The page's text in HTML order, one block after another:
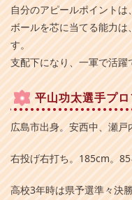
自分のアピールポイントは
ボールを芯に当てる能力は
す。
支配下になり、一軍で活躍
平山功太選手プ
広島市出身。安西中、瀬戸
右投げ右打ち。185cm。85
高校3年時は県予選準々決